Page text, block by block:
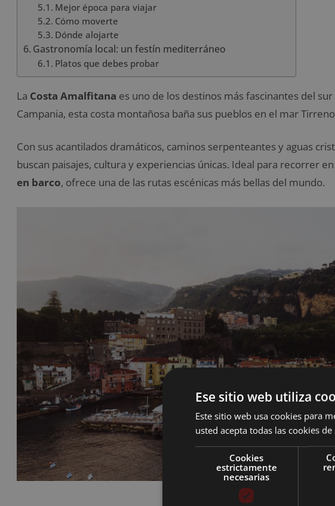
Mejor época para viajar
Cómo moverte
Dónde alojarte
Gastronomía local: un festín mediterráneo
Platos que debes probar
La Costa Amalfitana es uno de los destinos más fascinantes del
Campania, esta costa montañosa baña sus pueblos en el mar
Con sus acantilados dramáticos, caminos serpenteantes y aguas
buscan paisajes, cultura y experiencias únicas. Ideal para recorrer
en barco, ofrece una de las rutas escénicas más bellas del mundo.
Ese sitio web utiliza
Este sitio web usa cookies para
usted acepta todas las cookies
Cookies
estrictamente
necesarias